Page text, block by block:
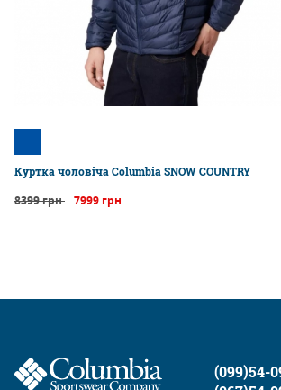
Куртка чоловіча Columbia SNOW COUNTRY
8399 грн 7999 грн
(099)54-